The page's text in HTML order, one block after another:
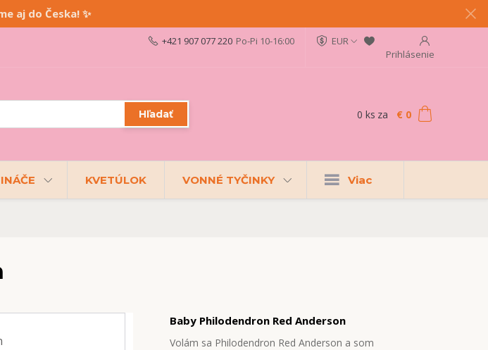
aj do Česka! ✨
EUR
Prihlásenie
Hľadať
+421 907 077 220 Po-Pi 10-16:00
0 ks za € 0
KVETÚLOK VONNÉ TYČINKY Viac
Baby Philodendron Red Anderson
Volám sa Philodendron Red Anderson a som